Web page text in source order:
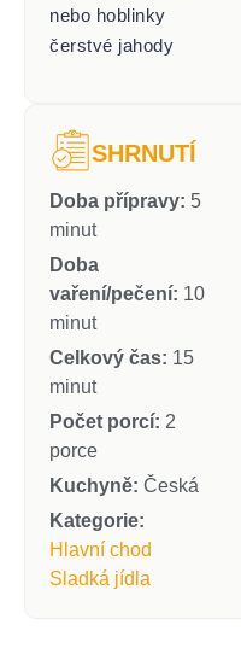
nebo hoblinky
čerstvé jahody
SHRNUTÍ
Doba přípravy: 5
minut
Doba
vaření/pečení: 10
minut
Celkový čas: 15
minut
Počet porcí: 2
porce
Kuchyně: Česká
Kategorie:
Hlavní chod
Sladká jídla